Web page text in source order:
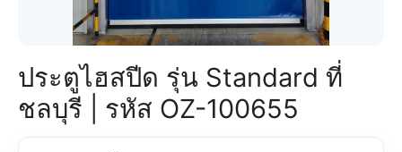
ประตูไฮสปีด รุ่น Standard ที่
ชลบุรี | รหัส OZ-100655